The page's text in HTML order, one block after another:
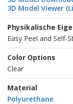
3D Model Viewer
Physikalische
Easy Peel and Self-
Color Options
Clear
Material
Polyurethane